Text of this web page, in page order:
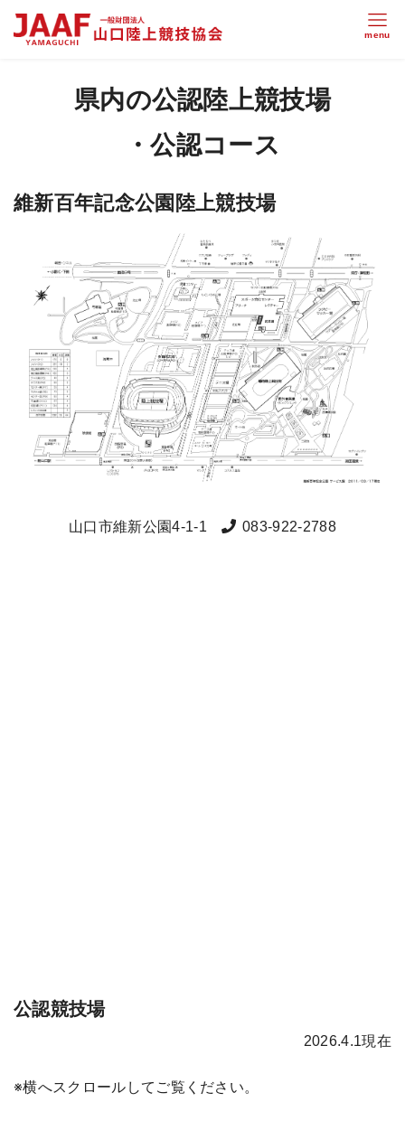
県内の公認陸上競技場
・公認コース
維新百年記念公園陸上競技場
山口市維新公園4-1-1 083-922-2788
公認競技場
2026.4.1現在
※横へスクロールしてご覧ください。